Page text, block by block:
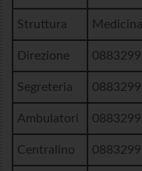
Struttura
Direzione
Segreteria
Ambulatori
Centralino